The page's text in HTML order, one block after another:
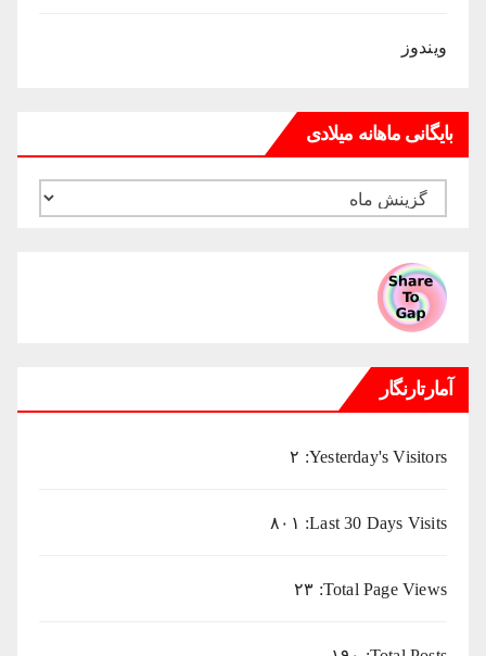
ویندوز
بایگانی ماهانه میلادی
بایگانی
میلادی
آمارتارنگار
Yesterday's Visitors: ۲
Last 30 Days Visits: ۸۰۱
Total Page Views: ۲۳